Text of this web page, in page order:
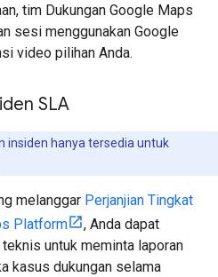
tim Dukungan Google Maps
sesi menggunakan Google
video pilihan Anda.
SLA
insiden hanya tersedia untuk
melanggar Perjanjian Tingkat
Platform
, Anda dapat
untuk meminta laporan
kasus dukungan selama